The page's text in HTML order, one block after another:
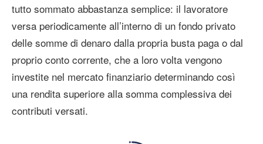
tutto sommato abbastanza semplice: il lavoratore
versa periodicamente all’interno di un fondo privato
delle somme di denaro dalla propria busta paga o dal
proprio conto corrente, che a loro volta vengono
investite nel mercato finanziario determinando così
una rendita superiore alla somma complessiva dei
contributi versati.